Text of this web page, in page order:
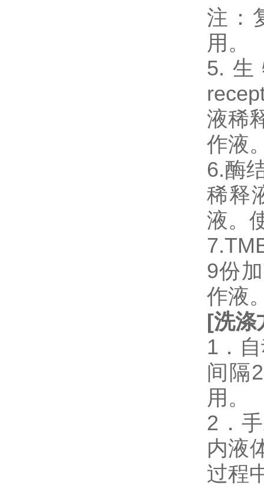
注：
用。
5.生
液稀
作液
6.酶
稀释
液。
9份
作液
[洗涤
1．
间隔
用。
2．
内液
过程